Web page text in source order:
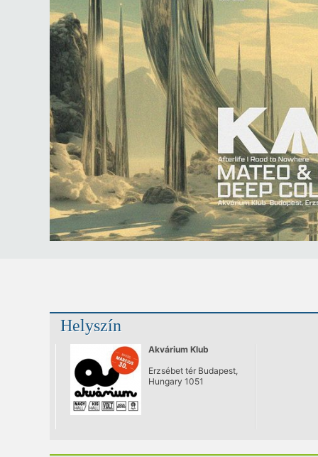
Helyszín
Akvárium Klub
Erzsébet tér Budapest,
Hungary 1051